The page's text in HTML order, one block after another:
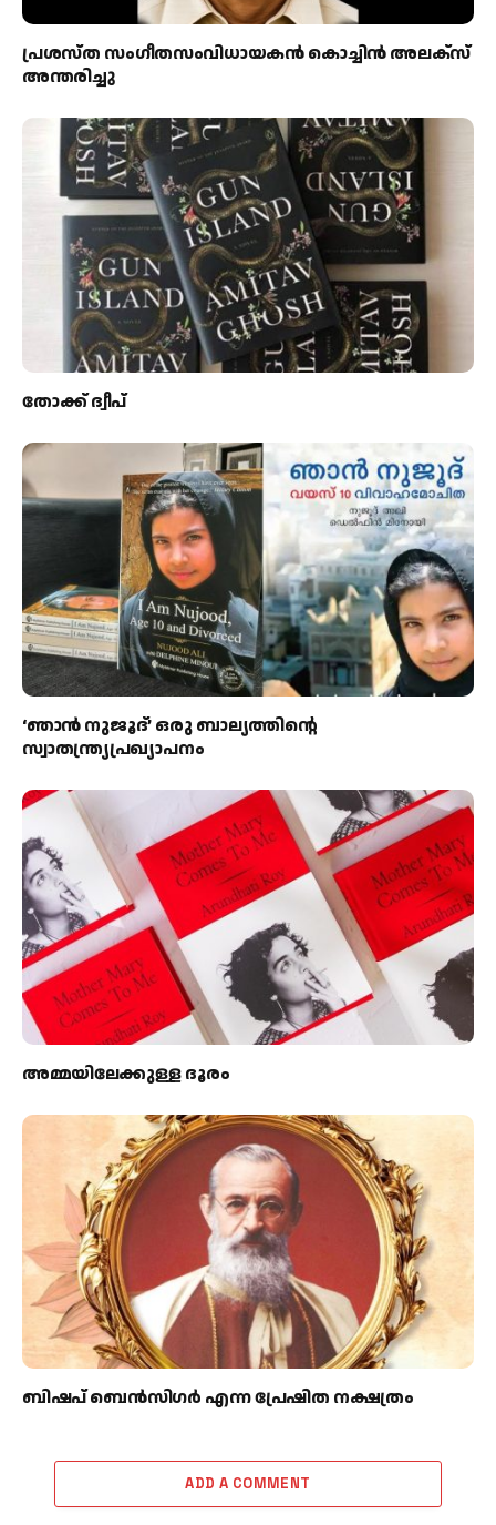
പ്രശസ്ത സംഗീതസംവിധായകൻ കൊച്ചിൻ അലക്സ്
അന്തരിച്ചു
തോക്ക് ദ്വീപ്
‘ഞാന്‍ നുജൂദ്’ ഒരു ബാല്യത്തിന്റെ
സ്വാതന്ത്ര്യപ്രഖ്യാപനം
അമ്മയിലേക്കുള്ള ദൂരം
ബിഷപ് ബെന്‍സിഗര്‍ എന്ന പ്രേഷിത നക്ഷത്രം
ADD A COMMENT